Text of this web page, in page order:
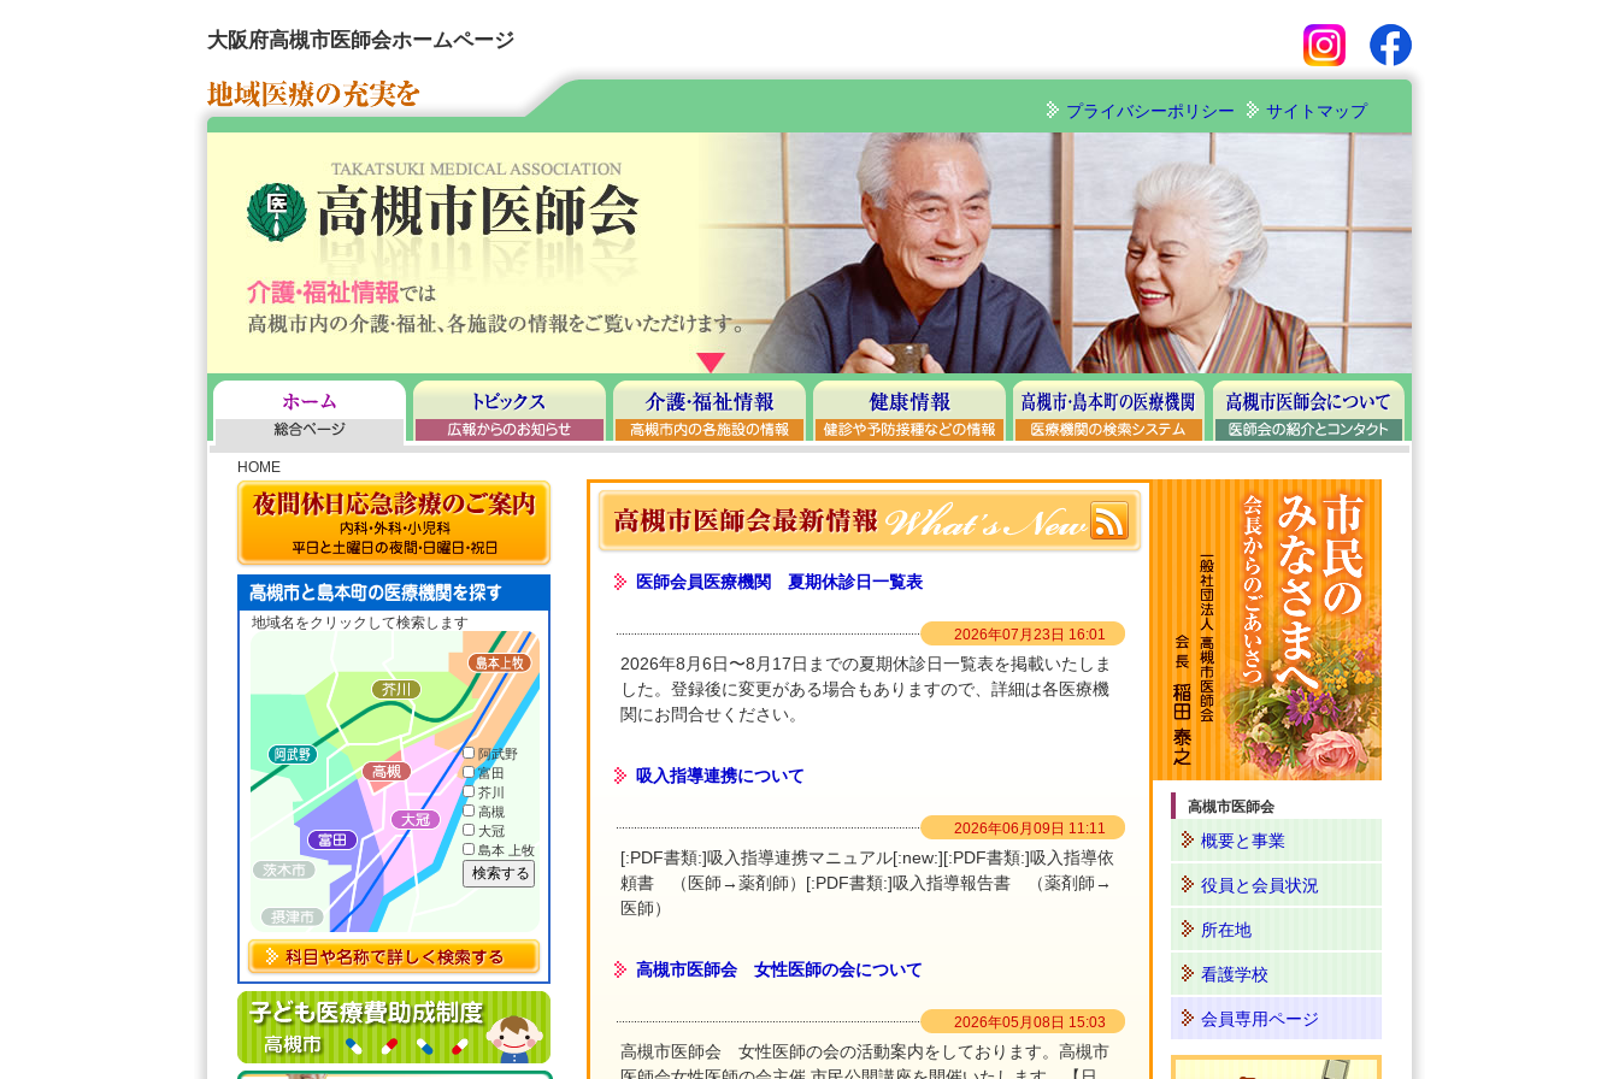
大阪府高槻市医師会ホームページ
プライバシーポリシー サイトマップ
HOME
地域名をクリックして検索します
阿武野
富田
芥川
高槻
大冠
島本 上牧
医師会員医療機関 夏期休診日一覧表
2026年07月23日 16:01
2026年8月6日〜8月17日までの夏期休診日一覧表を掲載いたしま
した。登録後に変更がある場合もありますので、詳細は各医療機
関にお問合せください。
吸入指導連携について
2026年06月09日 11:11
[:PDF書類:]吸入指導連携マニュアル[:new:][:PDF書類:]吸入指導依
頼書 （医師→薬剤師）[:PDF書類:]吸入指導報告書 （薬剤師→
医師）
高槻市医師会 女性医師の会について
2026年05月08日 15:03
高槻市医師会 女性医師の会の活動案内をしております。高槻市
高槻市医師会
概要と事業
役員と会員状況
所在地
看護学校
会員専用ページ